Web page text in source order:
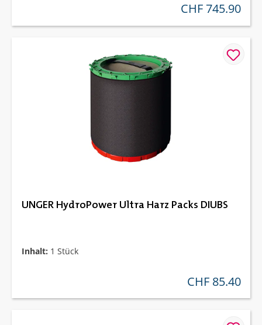
regulärer preis:
CHF 745.90
UNGER HydroPower Ultra Harz Packs DIUBS
Inhalt: 1 Stück
regulärer preis:
CHF 85.40